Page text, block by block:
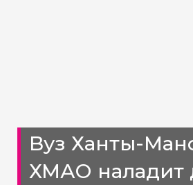
Вуз Ханты-
ХМАО наладит